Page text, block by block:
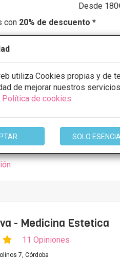
utiliza Cookies propias y de
de mejorar nuestros
Política de cookies
SOLO
Desde
con 20% de descuento *
CITA/PRESUPUESTO
10:00 - 20:00
10:00 - 20:00
10:00 - 20:00
10:00 - 20:00
10:00 - 14:00
- Medicina Estetica
11 Opiniones
7, Córdoba